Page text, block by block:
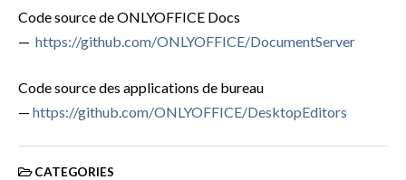
Code source de ONLYOFFICE Docs
— https://github.com/ONLYOFFICE/DocumentServer
Code source des applications de bureau
— https://github.com/ONLYOFFICE/DesktopEditors
CATEGORIES